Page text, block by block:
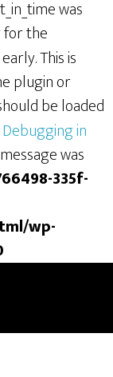
was
for the
This is
plugin or
be loaded
Debugging in
was
335f-
wp-